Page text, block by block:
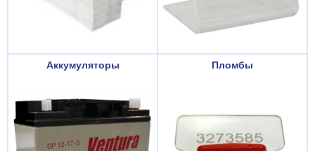
Аккумуляторы Пломбы